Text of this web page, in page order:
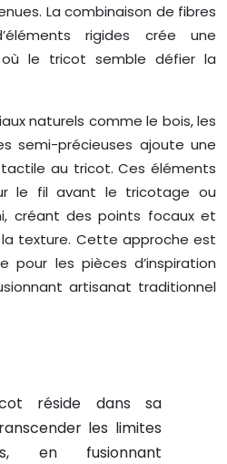
La combinaison de fibres
rigides crée une
où le tricot semble défier la
naturels comme le bois, les
semi-précieuses ajoute une
au tricot. Ces éléments
le fil avant le tricotage ou
créant des points focaux et
texture. Cette approche est
pour les pièces d’inspiration
artisanat traditionnel
réside dans sa
les limites
en fusionnant